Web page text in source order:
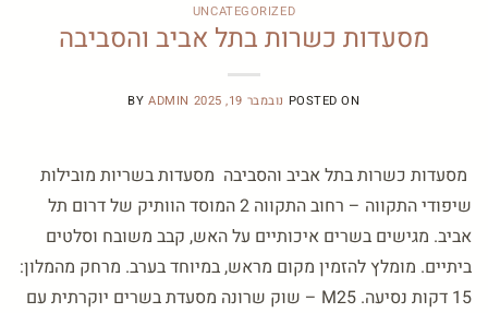
UNCATEGORIZED
מסעדות כשרות בתל אביב והסביבה
POSTED ON נובמבר 19, 2025 BYADMIN
מסעדות כשרות בתל אביב והסביבה מסעדות בשריות מובילות
שיפודי התקווה – רחוב התקווה 2 המוסד הוותיק של דרום תל
אביב. מגישים בשרים איכותיים על האש, קבב משובח וסלטים
ביתיים. מומלץ להזמין מקום מראש, במיוחד בערב. מרחק מהמלון:
15 דקות נסיעה. M25 – שוק שרונה מסעדת בשרים יוקרתית עם